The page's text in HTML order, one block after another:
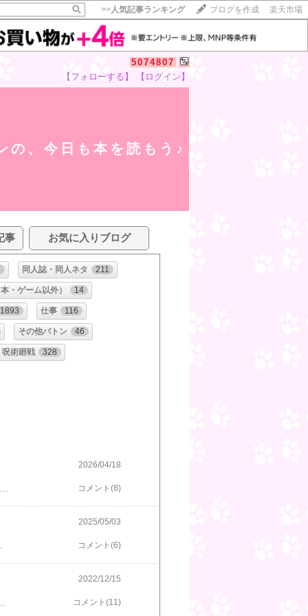
>>人気記事ランキング ブログを作成 楽天市場
5074807
【フォローする】 【ログイン】
の、今日も本を読もう♪
事 お気に入りブログ
同人誌・同人ネタ 211
・ゲーム以外） 14
1893 仕事 116
その他バトン 46
呪術廻戦 328
る星やつら」の高橋留美子先生の作品。最近アニメ化されたようで。そっちは見てないのですが、Xで噂を聞いていたらちょうど良く無料漫画で見つかったので読み始めました。こちらも面白いです。ただ、ジャンプで読んだあれやこれに似たキャラがいるのと、事件や事象のオチが結構読めちゃう（笑）そのおかげ？で、作品自体が怖さを狙ってるかどうかはわかりませんが（良い意味で）あまり怖くなくさらっと読めるのがいいですね。時間があったらアニメも見てみたいと思います。漫画・コミックランキング
2026/04/18
コメント(8)
2025/05/03
コメント(6)
2022/12/15
コメント(11)